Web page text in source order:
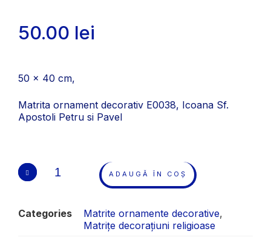
50.00 lei
50 x 40 cm,
Matrita ornament decorativ E0038, Icoana Sf.
Apostoli Petru si Pavel
ADAUGĂ ÎN COȘ
Categories Matrite ornamente decorative,
Matrițe decorațiuni religioase